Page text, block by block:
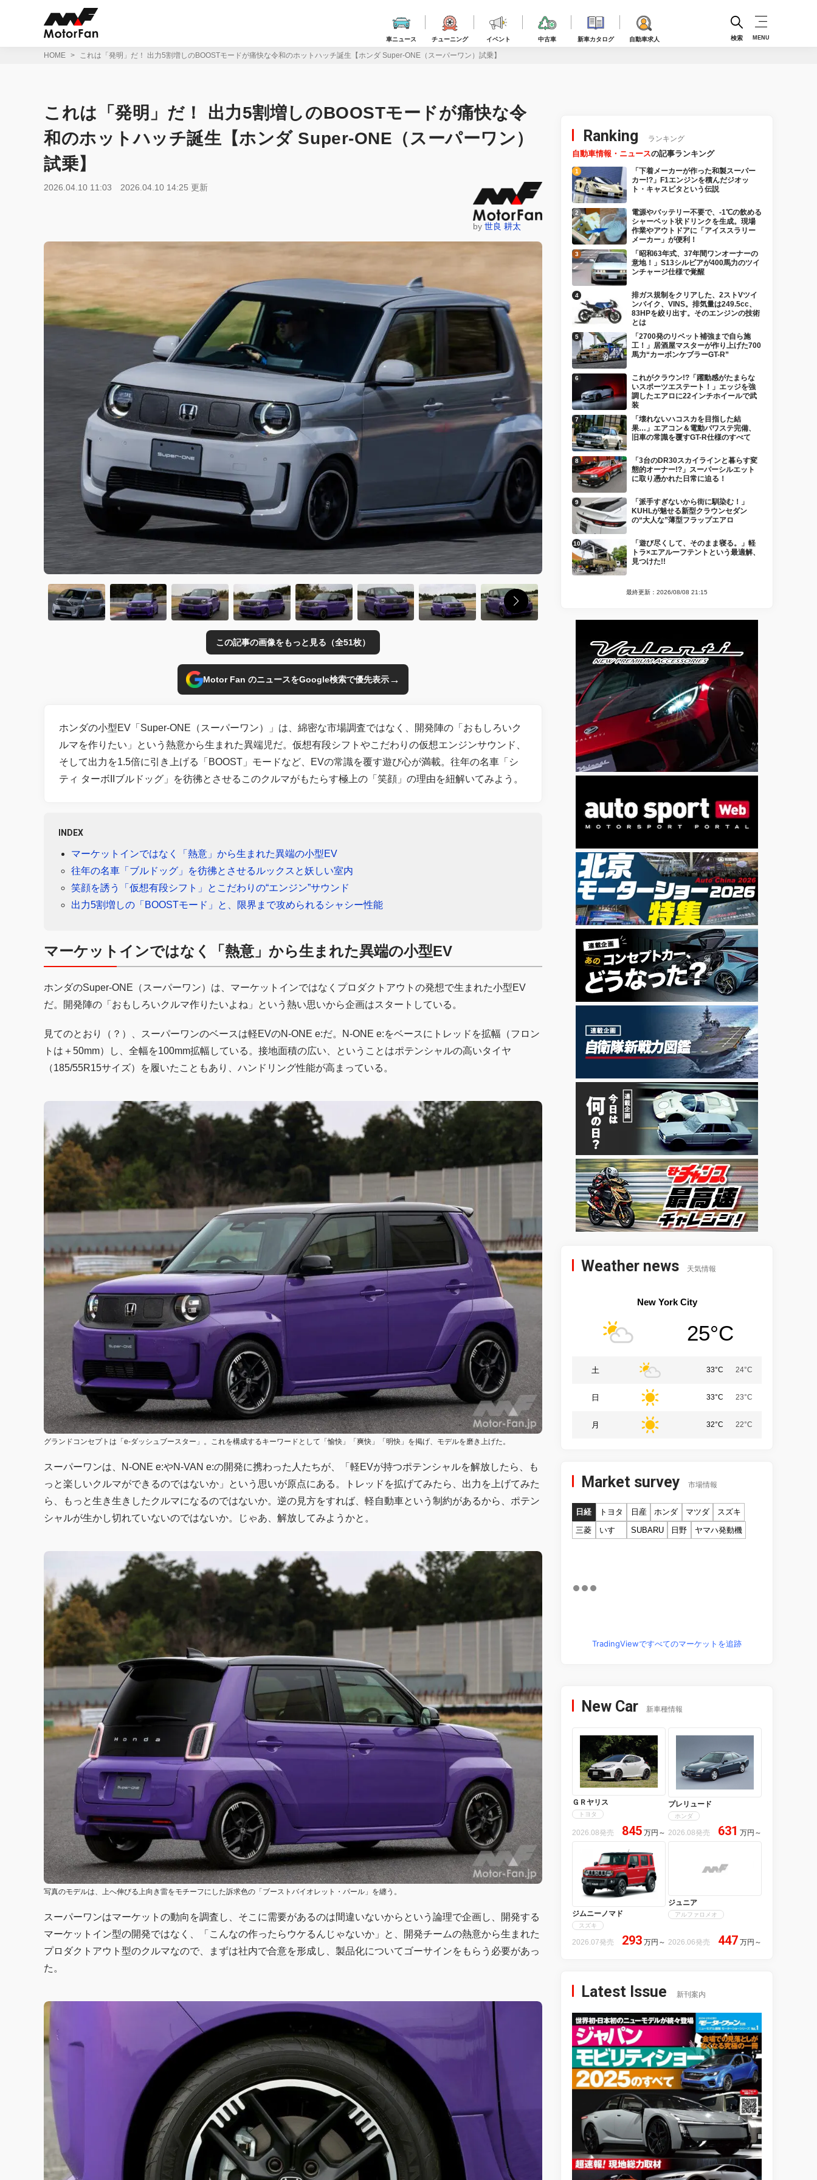
車ニュース チューニング イベント 中古車 新車カタログ 自動車求人 検索 MENU
HOME これは「発明」だ！ 出力5割増しのBOOSTモードが痛快な令和のホットハッチ誕生【ホンダ Super-ONE（スーパーワン）試乗】
これは「発明」だ！ 出力5割増しのBOOSTモードが痛快な令
和のホットハッチ誕生【ホンダ Super-ONE（スーパーワン）
試乗】
2026.04.10 11:03 2026.04.10 14:25 更新
by 世良 耕太
この記事の画像をもっと見る（全51枚）
Motor Fan のニュースをGoogle検索で優先表示→
ホンダの小型EV「Super-ONE（スーパーワン）」は、綿密な市場調査ではなく、開発陣の「おもしろいク
ルマを作りたい」という熱意から生まれた異端児だ。仮想有段シフトやこだわりの仮想エンジンサウンド、
そして出力を1.5倍に引き上げる「BOOST」モードなど、EVの常識を覆す遊び心が満載。往年の名車「シ
ティ ターボIIブルドッグ」を彷彿とさせるこのクルマがもたらす極上の「笑顔」の理由を紐解いてみよう。
INDEX
マーケットインではなく「熱意」から生まれた異端の小型EV
往年の名車「ブルドッグ」を彷彿とさせるルックスと妖しい室内
笑顔を誘う「仮想有段シフト」とこだわりの“エンジン”サウンド
出力5割増しの「BOOSTモード」と、限界まで攻められるシャシー性能
マーケットインではなく「熱意」から生まれた異端の小型EV
ホンダのSuper-ONE（スーパーワン）は、マーケットインではなくプロダクトアウトの発想で生まれた小型EV
だ。開発陣の「おもしろいクルマ作りたいよね」という熱い思いから企画はスタートしている。
見てのとおり（？）、スーパーワンのベースは軽EVのN-ONE e:だ。N-ONE e:をベースにトレッドを拡幅（フロン
トは＋50mm）し、全幅を100mm拡幅している。接地面積の広い、ということはポテンシャルの高いタイヤ
（185/55R15サイズ）を履いたこともあり、ハンドリング性能が高まっている。
グランドコンセプトは「e-ダッシュブースター」。これを構成するキーワードとして「愉快」「爽快」「明快」を掲げ、モデルを磨き上げた。
スーパーワンは、N-ONE e:やN-VAN e:の開発に携わった人たちが、「軽EVが持つポテンシャルを解放したら、も
っと楽しいクルマができるのではないか」という思いが原点にある。トレッドを拡げてみたら、出力を上げてみた
ら、もっと生き生きしたクルマになるのではないか。逆の見方をすれば、軽自動車という制約があるから、ポテン
シャルが生かし切れていないのではないか。じゃあ、解放してみようかと。
写真のモデルは、上へ伸びる上向き雷をモチーフにした訴求色の「ブーストバイオレット・パール」を纏う。
スーパーワンはマーケットの動向を調査し、そこに需要があるのは間違いないからという論理で企画し、開発する
マーケットイン型の開発ではなく、「こんなの作ったらウケるんじゃないか」と、開発チームの熱意から生まれた
プロダクトアウト型のクルマなので、まずは社内で合意を形成し、製品化についてゴーサインをもらう必要があっ
た。
Ranking ランキング
自動車情報・ニュースの記事ランキング
「下着メーカーが作った和製スーパー
カー!?」F1エンジンを積んだジオッ
ト・キャスピタという伝説
電源やバッテリー不要で、-1℃の飲める
シャーベット状ドリンクを生成。現場
作業やアウトドアに「アイススラリー
メーカー」が便利！
「昭和63年式、37年間ワンオーナーの
意地！」S13シルビアが400馬力のツイ
ンチャージ仕様で覚醒
排ガス規制をクリアした、2ストVツイ
ンバイク、VINS。排気量は249.5cc、
83HPを絞り出す。そのエンジンの技術
とは
「2700発のリベット補強まで自ら施
工！」居酒屋マスターが作り上げた700
馬力“カーボンケブラーGT-R”
これがクラウン!?「躍動感がたまらな
いスポーツエステート！」エッジを強
調したエアロに22インチホイールで武
装
「壊れないハコスカを目指した結
果…」エアコン＆電動パワステ完備、
旧車の常識を覆すGT-R仕様のすべて
「3台のDR30スカイラインと暮らす変
態的オーナー!?」スーパーシルエット
に取り憑かれた日常に迫る！
「派手すぎないから街に馴染む！」
KUHLが魅せる新型クラウンセダン
の“大人な”薄型フラップエアロ
「遊び尽くして、そのまま寝る。」軽
トラ×エアルーフテントという最適解、
見つけた!!
最終更新：2026/08/08 21:15
Weather news 天気情報
New York City
25°C
土 33°C 24°C
日 33°C 23°C
月 32°C 22°C
Market survey 市場情報
日経 トヨタ 日産 ホンダ マツダ
スズキ
三菱
いすゞ SUBARU 日野 ヤマハ発動機
TradingViewですべてのマーケットを追跡
New Car 新車種情報
ＧＲヤリス
トヨタ
2026.08発売 845 万円 ～
プレリュード
ホンダ
2026.08発売 631 万円 ～
ジムニーノマド
スズキ
2026.07発売 293 万円 ～
ジュニア
アルファロメオ
2026.06発売 447 万円 ～
Latest Issue 新刊案内